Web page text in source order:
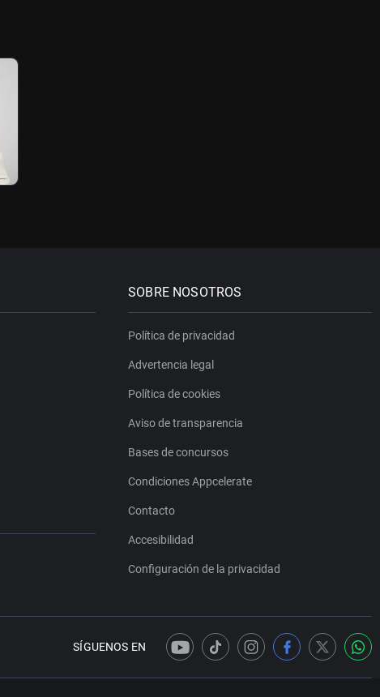
SOBRE NOSOTROS
Política de privacidad
Advertencia legal
Política de cookies
Aviso de transparencia
Bases de concursos
Condiciones Appcelerate
Contacto
Accesibilidad
Configuración de la privacidad
SÍGUENOS EN